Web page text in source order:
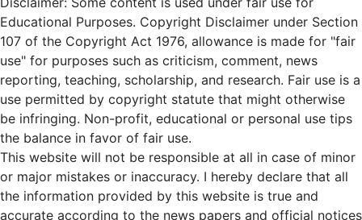
Educational Purposes. Copyright Disclaimer under Section
107 of the Copyright Act 1976, allowance is made for "fair
use" for purposes such as criticism, comment, news
reporting, teaching, scholarship, and research. Fair use is a
use permitted by copyright statute that might otherwise
be infringing. Non-profit, educational or personal use tips
the balance in favor of fair use.
This website will not be responsible at all in case of minor
or major mistakes or inaccuracy. I hereby declare that all
the information provided by this website is true and
accurate according to the news papers and official notices